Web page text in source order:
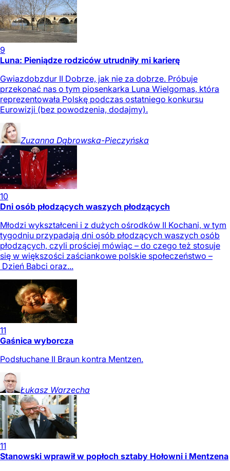
9
Luna: Pieniądze rodziców utrudniły mi karierę
Gwiazdobzdur II Dobrze, jak nie za dobrze. Próbuje
przekonać nas o tym piosenkarka Luna Wielgomas, która
reprezentowała Polskę podczas ostatniego konkursu
Eurowizji (bez powodzenia, dodajmy).
Zuzanna Dąbrowska-Pieczyńska
10
Dni osób płodzących waszych płodzących
Młodzi wykształceni i z dużych ośrodków II Kochani, w tym
tygodniu przypadają dni osób płodzących waszych osób
płodzących, czyli prościej mówiąc – do czego też stosuje
się w większości zaściankowe polskie społeczeństwo –
Dzień Babci oraz...
11
Gaśnica wyborcza
Podsłuchane II Braun kontra Mentzen.
Łukasz Warzecha
11
Stanowski wprawił w popłoch sztaby Hołowni i Mentzena